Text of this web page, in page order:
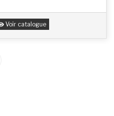
Voir catalogue